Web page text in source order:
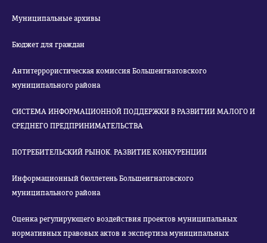
Муниципальные архивы
Бюджет для граждан
Антитеррористическая комиссия Большеигнатовского
муниципального района
СИСТЕМА ИНФОРМАЦИОННОЙ ПОДДЕРЖКИ В РАЗВИТИИ МАЛОГО И
СРЕДНЕГО ПРЕДПРИНИМАТЕЛЬСТВА
ПОТРЕБИТЕЛЬСКИЙ РЫНОК. РАЗВИТИЕ КОНКУРЕНЦИИ
Информационный бюллетень Большеигнатовского
муниципального района
Оценка регулирующего воздействия проектов муниципальных
нормативных правовых актов и экспертиза муниципальных